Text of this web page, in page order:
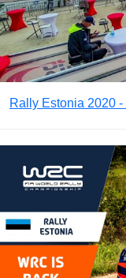
Rally Estonia 2020